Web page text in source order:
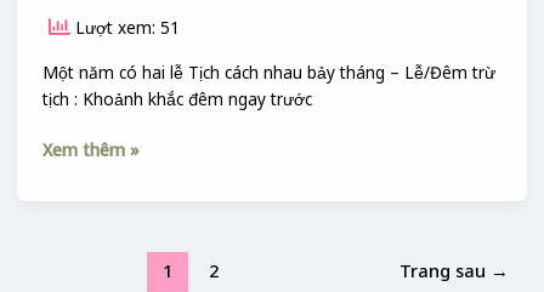
Lượt xem: 51
Một năm có hai lễ Tịch cách nhau bảy tháng – Lễ/Đêm trừ
tịch : Khoảnh khắc đêm ngay trước
Xem thêm »
1 2 Trang sau →